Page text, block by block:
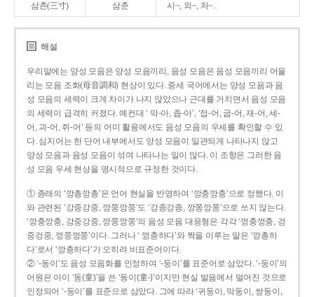
삼촌(三寸) 삼춘 시~, 외~, 처~.
해설
우리말에는 양성 모음은 양성 모음끼리, 음성 모음은 음성 모음끼리 어울
리는 모음 조화(母音調和) 현상이 있다. 중세 국어에서는 양성 모음과 음
성 모음의 세력이 크게 차이가 나지 않았으나 근대를 거치면서 음성 모음
의 세력이 급격히 커졌다. 예컨대 ‘ 막-아, 좁-아’, ‘접-어, 굽-어, 재-어, 세-
어, 괴-어, 쥐-어’ 등의 어미 활용에서도 음성 모음의 우세를 확인할 수 있
다. 심지어는 한 단어 내부에서도 양성 모음이 일관되게 나타나지 않고
양성 모음과 음성 모음이 섞여 나타나는 일이 많다. 이 조항은 그러한 음
성 모음 우세 현상을 명시적으로 규정한 것이다.
① 종래의 ‘깡총깡총’은 언어 현실을 반영하여 ‘깡충깡충’으로 정했다. 이
와 관련된 ‘강중강중, 깡쭝깡쭝’도 ‘강종강종, 깡쫑깡쫑’으로 쓰지 않는다.
‘깡충깡충, 강중강중, 깡쭝깡쭝’의 음성 모음 대응형은 각각 ‘껑충껑충, 겅
중겅중, 껑쭝껑쭝’이다. 그러나 ‘ 껑충하다’와 짝을 이루는 말은 ‘깡총하
다’로서 ‘깡충하다’가 오히려 비표준어이다.
② ‘-동이’도 음성 모음화를 인정하여 ‘-둥이’를 표준어로 삼았다. ‘-둥이’의
어원은 아이 ‘동(童)’을 쓴 ‘동이(童-)’이지만 현실 발음에서 멀어진 것으로
인정되어 ‘-둥이’를 표준으로 삼았다. 그에 따라 ‘귀둥이, 막둥이, 쌍둥이,